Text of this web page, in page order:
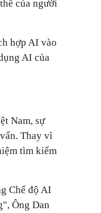
của người
hợp AI vào
AI của
Nam, sự
Thay vì
tìm kiếm
Chế độ AI
Ông Dan